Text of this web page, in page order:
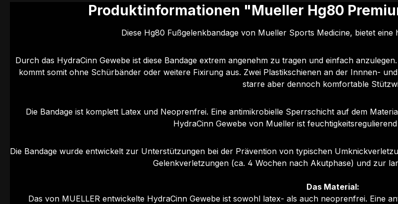
Produktinformationen "Mueller Hg80
Diese Hg80 Fußgelenkbandage von Mueller Sports Medicine, bietet
Durch das HydraCinn Gewebe ist diese Bandage extrem angenehm zu tragen und einfach
kommt somit ohne Schürbänder oder weitere Fixirung aus. Zwei Plastikschienen an der Innnen-
starre aber dennoch komfortable
Die Bandage ist komplett Latex und Neoprenfrei. Eine antimikrobielle Sperrschicht auf dem
HydraCinn Gewebe von Mueller ist
Die Bandage wurde entwickelt zur Unterstützungen bei der Prävention von typischen
Gelenkverletzungen (ca. 4 Wochen nach Akutphase) und zur
Das Material:
Das von MUELLER entwickelte HydraCinn Gewebe ist sowohl latex- als auch neoprenfrei. Eine